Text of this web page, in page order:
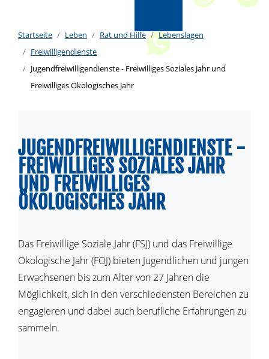
Startseite Leben Rat und Hilfe
Lebenslagen
Freiwilligendienste
Jugendfreiwilligendienste - Freiwilliges Soziales Jahr und
Freiwilliges Ökologisches Jahr
JUGENDFREIWILLIGENDIENSTE -
FREIWILLIGES SOZIALES JAHR
UND FREIWILLIGES
ÖKOLOGISCHES JAHR
Das Freiwillige Soziale Jahr (FSJ) und das Freiwillige
Ökologische Jahr (FÖJ) bieten Jugendlichen und jungen
Erwachsenen bis zum Alter von 27 Jahren die
Möglichkeit, sich in den verschiedensten Bereichen zu
engagieren und dabei auch berufliche Erfahrungen zu
sammeln.